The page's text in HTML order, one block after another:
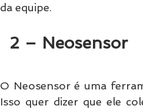
da equipe.
2 – Neosensor
O Neosensor é uma
Isso quer dizer que ele